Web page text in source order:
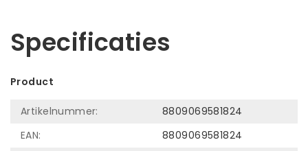
Specificaties
Product
Artikelnummer:
8809069581824
EAN:
8809069581824